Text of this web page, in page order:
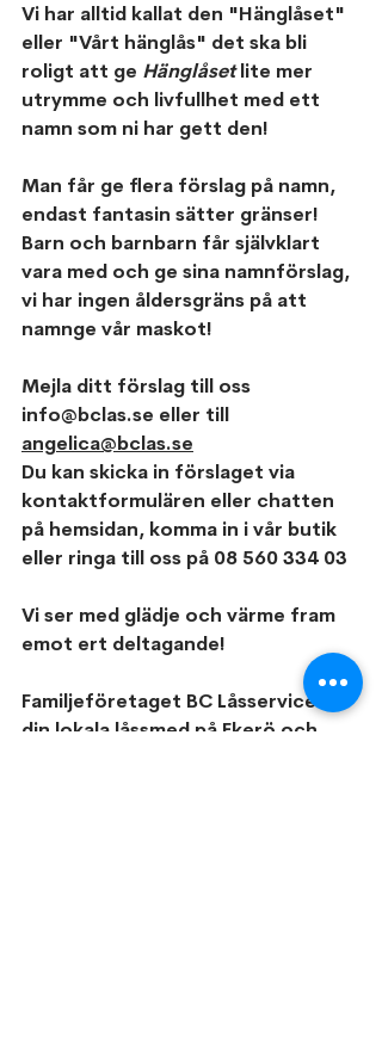
Vi har alltid kallat den "Hänglåset"
eller "Vårt hänglås" det ska bli
roligt att ge Hänglåset lite mer
utrymme och livfullhet med ett
namn som ni har gett den!
Man får ge flera förslag på namn,
endast fantasin sätter gränser!
Barn och barnbarn får självklart
vara med och ge sina namnförslag,
vi har ingen åldersgräns på att
namnge vår maskot!
Mejla ditt förslag till oss
info@bclas.se eller till
angelica@bclas.se
Du kan skicka in förslaget via
kontaktformulären eller chatten
på hemsidan, komma in i vår butik
eller ringa till oss på 08 560 334 03
Vi ser med glädje och värme fram
emot ert deltagande!
Familjeföretaget BC Låsservice AB
din lokala låssmed på Ekerö och